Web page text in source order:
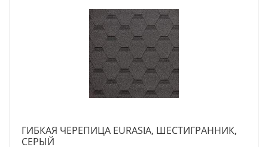
ГИБКАЯ ЧЕРЕПИЦА EURASIA, ШЕСТИГРАННИК,
СЕРЫЙ